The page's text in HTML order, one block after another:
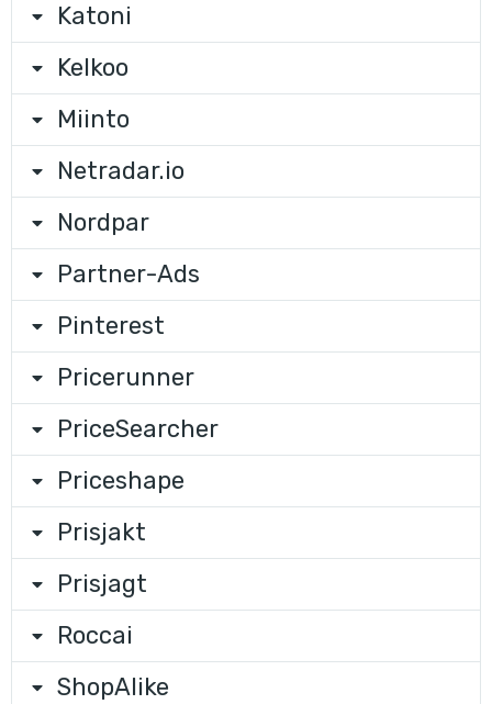
Katoni
Kelkoo
Miinto
Netradar.io
Nordpar
Partner-Ads
Pinterest
Pricerunner
PriceSearcher
Priceshape
Prisjakt
Prisjagt
Roccai
ShopAlike